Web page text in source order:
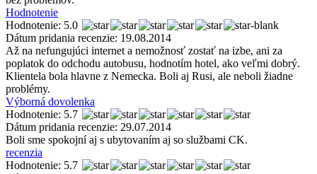
Hodnotenie
Hodnotenie: 5.0
Dátum pridania recenzie: 19.08.2014
Až na nefungujúci internet a nemožnosť zostať na izbe, ani za
poplatok do odchodu autobusu, hodnotím hotel, ako veľmi dobrý.
Klientela bola hlavne z Nemecka. Boli aj Rusi, ale neboli žiadne
problémy.
Výborná dovolenka
Hodnotenie: 5.7
Dátum pridania recenzie: 29.07.2014
Boli sme spokojní aj s ubytovaním aj so službami CK.
recenzia
Hodnotenie: 5.7